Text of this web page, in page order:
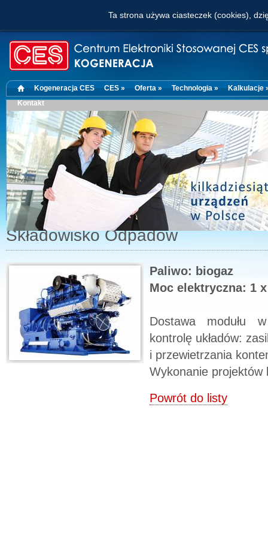
Kogeneracja CES CES » Oferta » Technologia »
Kalkulacje
Kontakt
Składowisko Odpadów
Paliwo: biogaz
Moc elektryczna: 1
Dostawa modułu
kontrolę układów:
i przewietrzania
Wykonanie projektów
Powrót do listy
Ta strona używa ciasteczek (cookies),